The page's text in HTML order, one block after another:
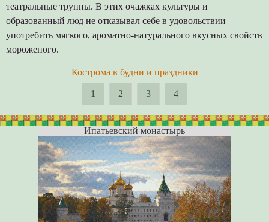
театральные труппы. В этих очажках культуры и
образованный люд не отказывал себе в удовольствии
употребить мягкого, ароматно-натурального вкусных свойств
мороженого.
Кострома в будни и праздники
1 2 3 4
Ипатьевский монастырь